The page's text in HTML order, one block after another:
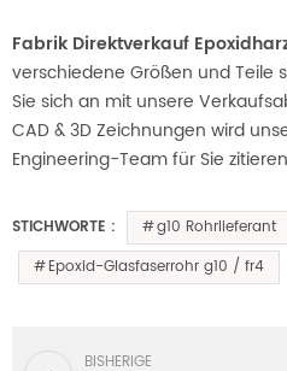
Fabrik Direktverkauf
verschiedene Größen und Teile
Sie sich an mit unsere
CAD & 3D Zeichnungen wird
Engineering-Team für Sie zitieren
STICHWORTE :
g10 Rohrlieferant
Epoxid-Glasfaserrohr g10 / fr4
BISHERIGE